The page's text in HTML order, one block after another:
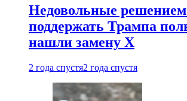
Недовольные
поддержать Трампа
нашли замену X
2 года спустя2 года спустя